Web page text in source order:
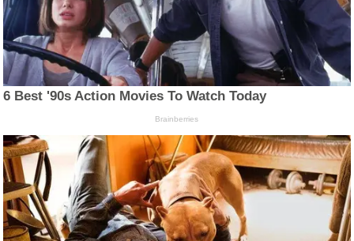
6 Best '90s Action Movies To Watch Today
Brainberries